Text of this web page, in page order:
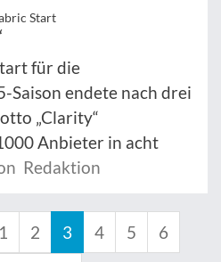
Start
für die
Saison endete nach drei
„Clarity“
Anbieter in acht
Redaktion
1 2 3 4 5 6